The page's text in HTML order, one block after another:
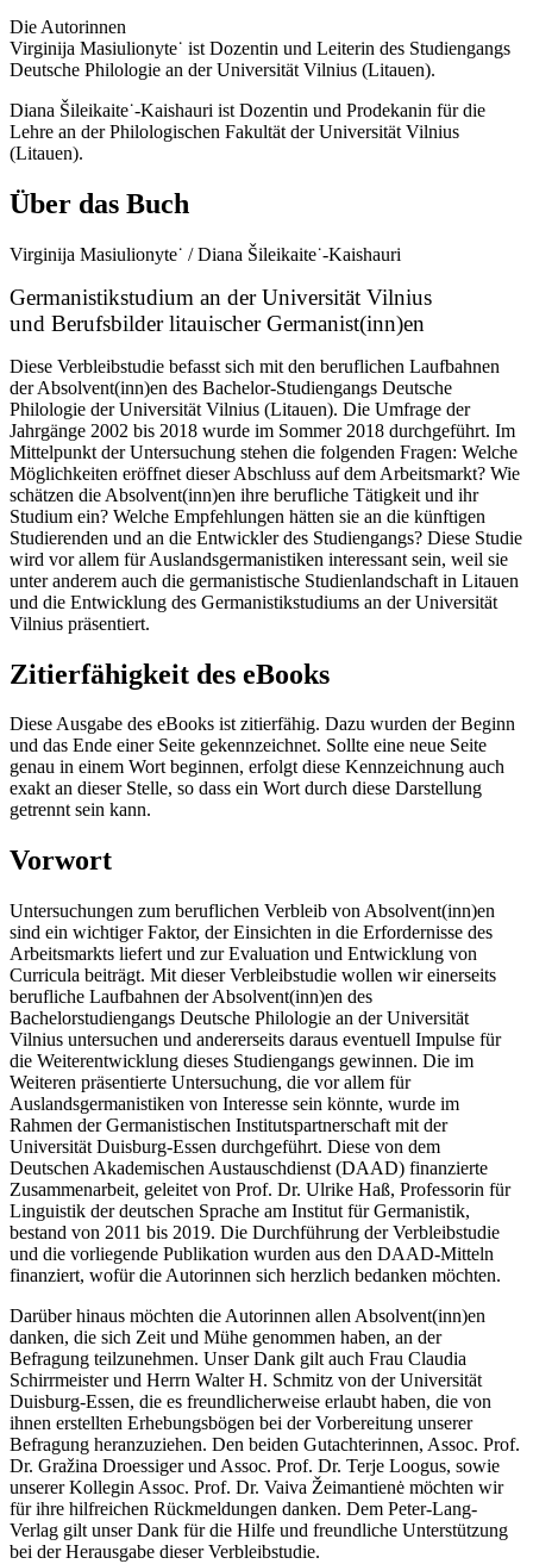
Die Autorinnen
Virginija Masiulionyte˙ ist Dozentin und Leiterin des Studiengangs
Deutsche Philologie an der Universität Vilnius (Litauen).
Diana Šileikaite˙-Kaishauri ist Dozentin und Prodekanin für die
Lehre an der Philologischen Fakultät der Universität Vilnius
(Litauen).
Über das Buch
Virginija Masiulionyte˙ / Diana Šileikaite˙-Kaishauri
Germanistikstudium an der Universität Vilnius
und Berufsbilder litauischer Germanist(inn)en
Diese Verbleibstudie befasst sich mit den beruflichen Laufbahnen
der Absolvent(inn)en des Bachelor-Studiengangs Deutsche
Philologie der Universität Vilnius (Litauen). Die Umfrage der
Jahrgänge 2002 bis 2018 wurde im Sommer 2018 durchgeführt. Im
Mittelpunkt der Untersuchung stehen die folgenden Fragen: Welche
Möglichkeiten eröffnet dieser Abschluss auf dem Arbeitsmarkt? Wie
schätzen die Absolvent(inn)en ihre berufliche Tätigkeit und ihr
Studium ein? Welche Empfehlungen hätten sie an die künftigen
Studierenden und an die Entwickler des Studiengangs? Diese Studie
wird vor allem für Auslandsgermanistiken interessant sein, weil sie
unter anderem auch die germanistische Studienlandschaft in Litauen
und die Entwicklung des Germanistikstudiums an der Universität
Vilnius präsentiert.
Zitierfähigkeit des eBooks
Diese Ausgabe des eBooks ist zitierfähig. Dazu wurden der Beginn
und das Ende einer Seite gekennzeichnet. Sollte eine neue Seite
genau in einem Wort beginnen, erfolgt diese Kennzeichnung auch
exakt an dieser Stelle, so dass ein Wort durch diese Darstellung
getrennt sein kann.
Vorwort
Untersuchungen zum beruflichen Verbleib von Absolvent(inn)en
sind ein wichtiger Faktor, der Einsichten in die Erfordernisse des
Arbeitsmarkts liefert und zur Evaluation und Entwicklung von
Curricula beiträgt. Mit dieser Verbleibstudie wollen wir einerseits
berufliche Laufbahnen der Absolvent(inn)en des
Bachelorstudiengangs Deutsche Philologie an der Universität
Vilnius untersuchen und andererseits daraus eventuell Impulse für
die Weiterentwicklung dieses Studiengangs gewinnen. Die im
Weiteren präsentierte Untersuchung, die vor allem für
Auslandsgermanistiken von Interesse sein könnte, wurde im
Rahmen der Germanistischen Institutspartnerschaft mit der
Universität Duisburg-Essen durchgeführt. Diese von dem
Deutschen Akademischen Austauschdienst (DAAD) finanzierte
Zusammenarbeit, geleitet von Prof. Dr. Ulrike Haß, Professorin für
Linguistik der deutschen Sprache am Institut für Germanistik,
bestand von 2011 bis 2019. Die Durchführung der Verbleibstudie
und die vorliegende Publikation wurden aus den DAAD-Mitteln
finanziert, wofür die Autorinnen sich herzlich bedanken möchten.
Darüber hinaus möchten die Autorinnen allen Absolvent(inn)en
danken, die sich Zeit und Mühe genommen haben, an der
Befragung teilzunehmen. Unser Dank gilt auch Frau Claudia
Schirrmeister und Herrn Walter H. Schmitz von der Universität
Duisburg-Essen, die es freundlicherweise erlaubt haben, die von
ihnen erstellten Erhebungsbögen bei der Vorbereitung unserer
Befragung heranzuziehen. Den beiden Gutachterinnen, Assoc. Prof.
Dr. Gražina Droessiger und Assoc. Prof. Dr. Terje Loogus, sowie
unserer Kollegin Assoc. Prof. Dr. Vaiva Žeimantienė möchten wir
für ihre hilfreichen Rückmeldungen danken. Dem Peter-Lang-
Verlag gilt unser Dank für die Hilfe und freundliche Unterstützung
bei der Herausgabe dieser Verbleibstudie.